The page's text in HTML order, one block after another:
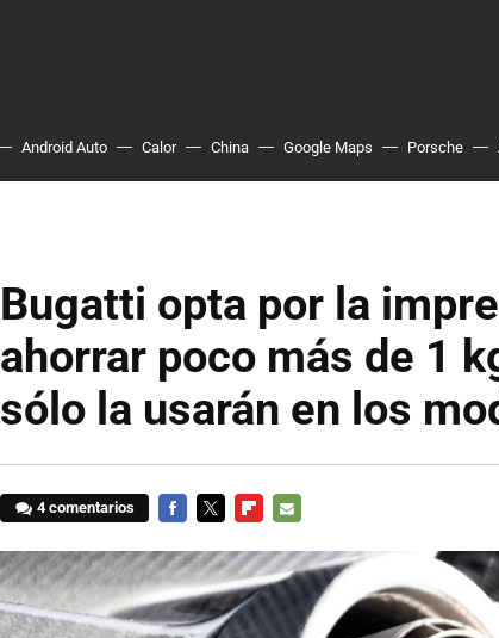
Android Auto Calor China Google Maps Porsche
Bugatti opta por la
ahorrar poco más de 1
sólo la usarán en los
4 comentarios
MAIL